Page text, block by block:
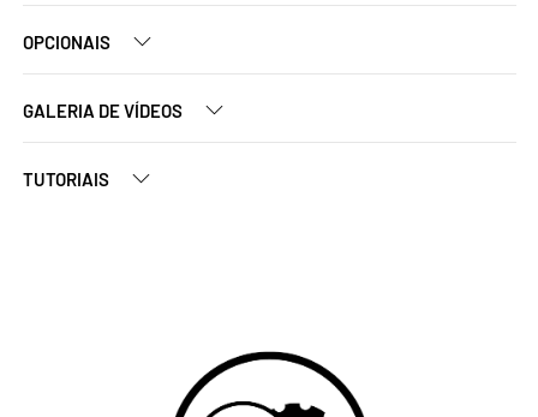
OPCIONAIS
GALERIA DE VÍDEOS
TUTORIAIS